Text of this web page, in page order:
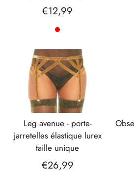
€12,99
leg avenue - porte-
jarretelles élastique lurex
taille unique
€26,99
obsessive - rubinesa porte